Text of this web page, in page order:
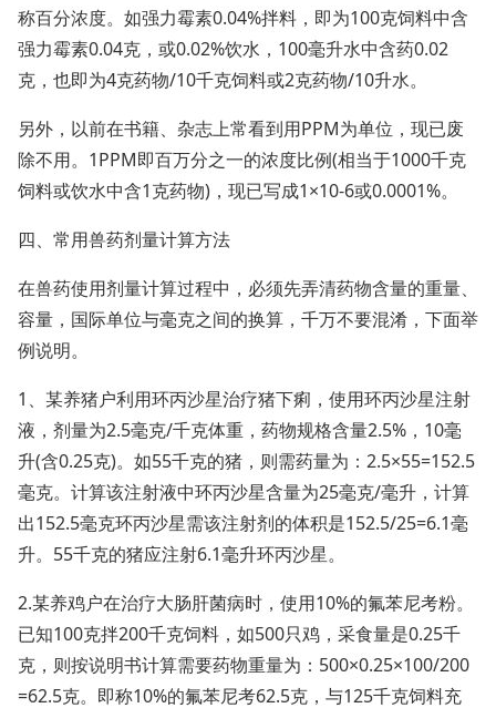
称百分浓度。如强力霉素0.04%拌料，即为100克饲料中含
强力霉素0.04克，或0.02%饮水，100毫升水中含药0.02
克，也即为4克药物/10千克饲料或2克药物/10升水。
另外，以前在书籍、杂志上常看到用PPM为单位，现已废
除不用。1PPM即百万分之一的浓度比例(相当于1000千克
饲料或饮水中含1克药物)，现已写成1×10-6或0.0001%。
四、常用兽药剂量计算方法
在兽药使用剂量计算过程中，必须先弄清药物含量的重量、
容量，国际单位与毫克之间的换算，千万不要混淆，下面举
例说明。
1、某养猪户利用环丙沙星治疗猪下痢，使用环丙沙星注射
液，剂量为2.5毫克/千克体重，药物规格含量2.5%，10毫
升(含0.25克)。如55千克的猪，则需药量为：2.5×55=152.5
毫克。计算该注射液中环丙沙星含量为25毫克/毫升，计算
出152.5毫克环丙沙星需该注射剂的体积是152.5/25=6.1毫
升。55千克的猪应注射6.1毫升环丙沙星。
2.某养鸡户在治疗大肠肝菌病时，使用10%的氟苯尼考粉。
已知100克拌200千克饲料，如500只鸡，采食量是0.25千
克，则按说明书计算需要药物重量为：500×0.25×100/200
=62.5克。即称10%的氟苯尼考62.5克，与125千克饲料充